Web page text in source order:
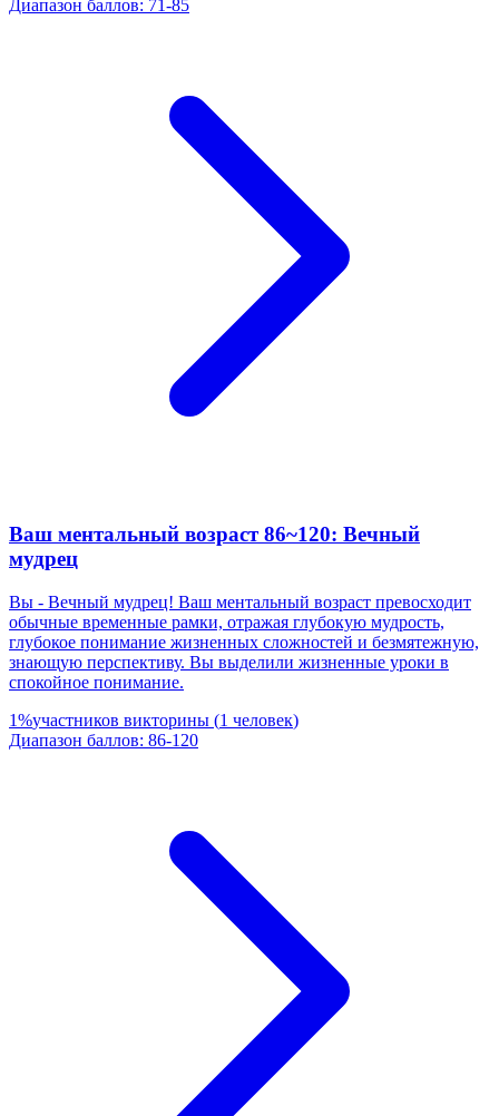
Диапазон баллов: 71 -85
Ваш ментальный возраст 86~120: Вечный
мудрец
Вы - Вечный мудрец! Ваш ментальный возраст превосходит
обычные временные рамки, отражая глубокую мудрость,
глубокое понимание жизненных сложностей и безмятежную,
знающую перспективу. Вы выделили жизненные уроки в
спокойное понимание.
1%участников викторины (1 человек)
Диапазон баллов: 86-120